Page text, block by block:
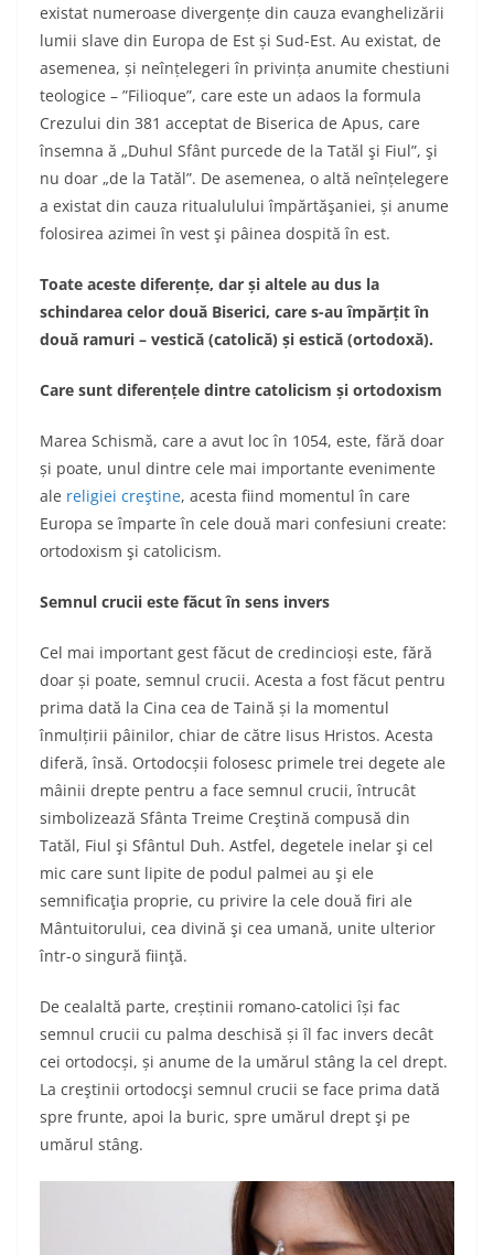
existat numeroase divergențe din cauza evanghelizării
lumii slave din Europa de Est și Sud-Est. Au existat, de
asemenea, și neînțelegeri în privința anumite chestiuni
teologice – ”Filioque”, care este un adaos la formula
Crezului din 381 acceptat de Biserica de Apus, care
însemna ă „Duhul Sfânt purcede de la Tatăl şi Fiul”, şi
nu doar „de la Tatăl”. De asemenea, o altă neînțelegere
a existat din cauza ritualulului împărtăşaniei, și anume
folosirea azimei în vest şi pâinea dospită în est.
Toate aceste diferențe, dar și altele au dus la
schindarea celor două Biserici, care s-au împărțit în
două ramuri – vestică (catolică) și estică (ortodoxă).
Care sunt diferențele dintre catolicism și ortodoxism
Marea Schismă, care a avut loc în 1054, este, fără doar
și poate, unul dintre cele mai importante evenimente
ale religiei creştine, acesta fiind momentul în care
Europa se împarte în cele două mari confesiuni create:
ortodoxism şi catolicism.
Semnul crucii este făcut în sens invers
Cel mai important gest făcut de credincioși este, fără
doar și poate, semnul crucii. Acesta a fost făcut pentru
prima dată la Cina cea de Taină și la momentul
înmulțirii pâinilor, chiar de către Iisus Hristos. Acesta
diferă, însă. Ortodocșii folosesc primele trei degete ale
mâinii drepte pentru a face semnul crucii, întrucât
simbolizează Sfânta Treime Creştină compusă din
Tatăl, Fiul şi Sfântul Duh. Astfel, degetele inelar şi cel
mic care sunt lipite de podul palmei au şi ele
semnificaţia proprie, cu privire la cele două firi ale
Mântuitorului, cea divină şi cea umană, unite ulterior
într-o singură fiinţă.
De cealaltă parte, creștinii romano-catolici își fac
semnul crucii cu palma deschisă și îl fac invers decât
cei ortodocși, și anume de la umărul stâng la cel drept.
La creştinii ortodocşi semnul crucii se face prima dată
spre frunte, apoi la buric, spre umărul drept şi pe
umărul stâng.